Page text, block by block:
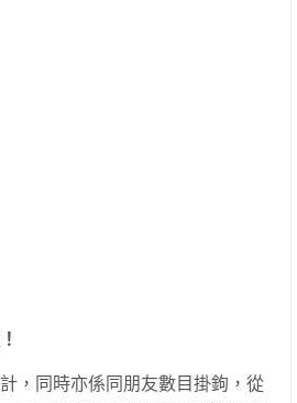
，同時亦係同朋友數目掛鉤，從